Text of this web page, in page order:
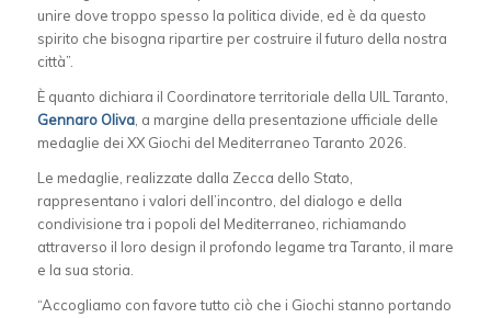
unire dove troppo spesso la politica divide, ed è da questo
spirito che bisogna ripartire per costruire il futuro della nostra
città”.
È quanto dichiara il Coordinatore territoriale della UIL Taranto,
Gennaro Oliva, a margine della presentazione ufficiale delle
medaglie dei XX Giochi del Mediterraneo Taranto 2026.
Le medaglie, realizzate dalla Zecca dello Stato,
rappresentano i valori dell’incontro, del dialogo e della
condivisione tra i popoli del Mediterraneo, richiamando
attraverso il loro design il profondo legame tra Taranto, il mare
e la sua storia.
“Accogliamo con favore tutto ciò che i Giochi stanno portando